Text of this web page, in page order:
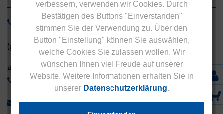
verbessern, verwenden wir Cookies. Durch
Bestätigen des Buttons "Einverstanden"
stimmen Sie der Verwendung zu. Über den
Button "Einstellung" können Sie auswählen,
welche Cookies Sie zulassen wollen. Wir
wünschen Ihnen viel Freude auf unserer
Website. Weitere Informationen erhalten Sie in
unserer Datenschutzerklärung.
0800 - 1 38 23 55
(gebührenfrei aus Deutschland)
Ausland:
+49 - 5042 940 660
info@eucell.de